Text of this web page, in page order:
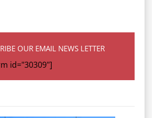
OUR EMAIL NEWS LETTER
id="30309"]